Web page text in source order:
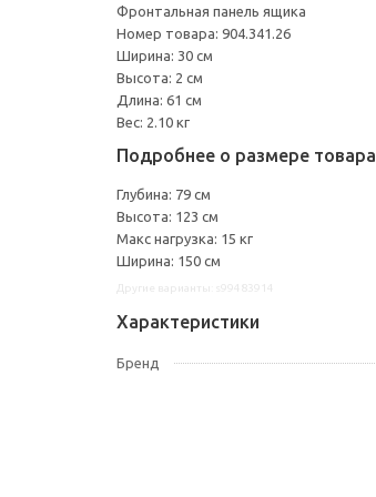
Фронтальная панель ящика
Номер товара: 904.341.26
Ширина: 30 см
Высота: 2 см
Длина: 61 см
Вес: 2.10 кг
Подробнее о размере товара
Глубина: 79 см
Высота: 123 см
Макс нагрузка: 15 кг
Ширина: 150 см
Характеристики
Бренд